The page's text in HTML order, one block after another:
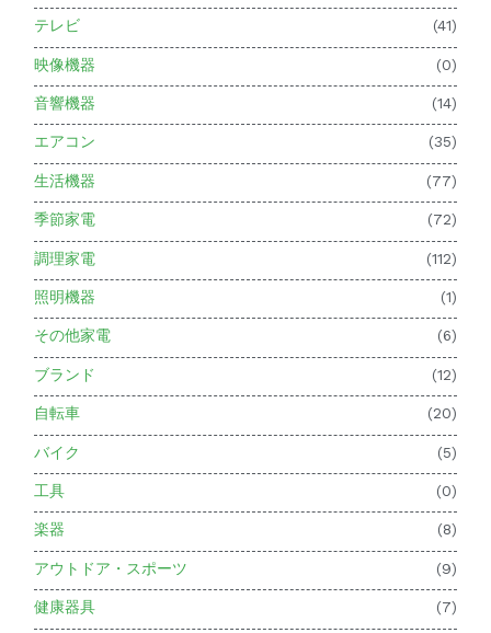
テレビ (41)
映像機器 (0)
音響機器 (14)
エアコン (35)
生活機器 (77)
季節家電 (72)
調理家電 (112)
照明機器 (1)
その他家電 (6)
ブランド (12)
自転車 (20)
バイク (5)
工具 (0)
楽器 (8)
アウトドア・スポーツ (9)
健康器具 (7)